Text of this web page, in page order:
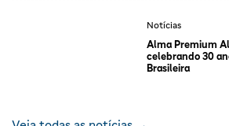
Notícias
Alma Premium
celebrando 30
Brasileira